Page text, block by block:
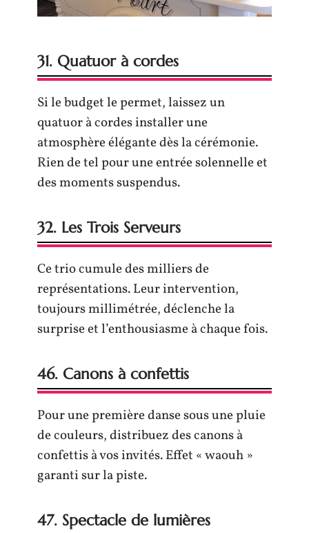
31. Quatuor à cordes
Si le budget le permet, laissez un
quatuor à cordes installer une
atmosphère élégante dès la cérémonie.
Rien de tel pour une entrée solennelle et
des moments suspendus.
32. Les Trois Serveurs
Ce trio cumule des milliers de
représentations. Leur intervention,
toujours millimétrée, déclenche la
surprise et l’enthousiasme à chaque fois.
46. Canons à confettis
Pour une première danse sous une pluie
de couleurs, distribuez des canons à
confettis à vos invités. Effet « waouh »
garanti sur la piste.
47. Spectacle de lumières